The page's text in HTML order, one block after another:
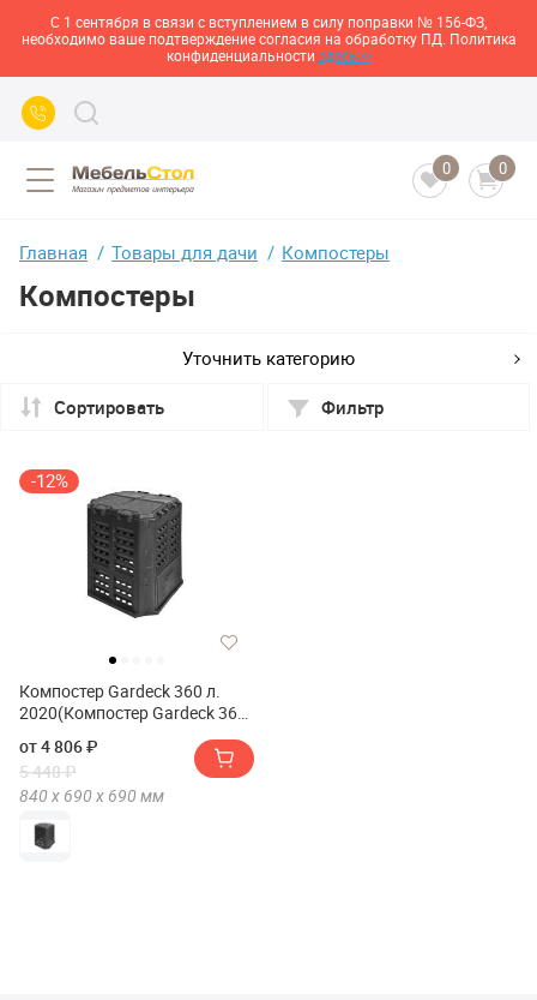
С 1 сентября в связи с вступлением в силу поправки № 156-ФЗ,
необходимо ваше подтверждение согласия на обработку ПД. Политика
конфиденциальности здесь>>
0 0
Главная Товары для дачи Компостеры
Компостеры
Уточнить категорию
Сортировать Фильтр
-12%
Компостер Gardeck 360 л.
2020(Компостер Gardeck 360
от 4 806 ₽
5 448 ₽
840 х 690 х 690 мм